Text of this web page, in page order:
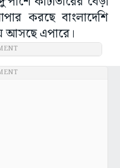
করছে বাংলাদেশি
আসছে এপারে।